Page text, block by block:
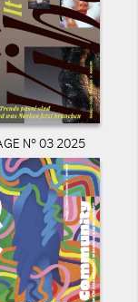
N° 03 2025